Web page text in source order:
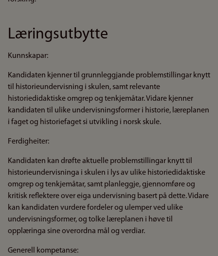
Læringsutbytte
Kunnskapar:
Kandidaten kjenner til grunnleggjande problemstillingar knytt
til historieundervisning i skulen, samt relevante
historiedidaktiske omgrep og tenkjemåtar. Vidare kjenner
kandidaten til ulike undervisningsformer i historie, læreplanen
i faget og historiefaget si utvikling i norsk skule.
Ferdigheiter:
Kandidaten kan drøfte aktuelle problemstillingar knytt til
historieundervisninga i skulen i lys av ulike historiedidaktiske
omgrep og tenkjemåtar, samt planleggje, gjennomføre og
kritisk reflektere over eiga undervisning basert på dette. Vidare
kan kandidaten vurdere fordeler og ulemper ved ulike
undervisningsformer, og tolke læreplanen i høve til
opplæringa sine overordna mål og verdiar.
Generell kompetanse: